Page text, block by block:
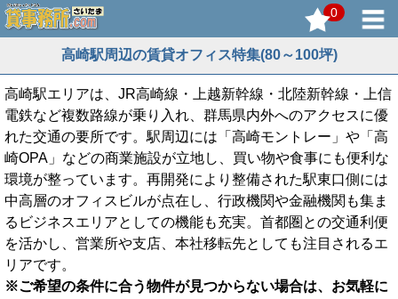
0
高崎駅周辺の賃貸オフィス特集(80～100坪)
高崎駅エリアは、JR高崎線・上越新幹線・北陸新幹線・上信
電鉄など複数路線が乗り入れ、群馬県内外へのアクセスに優
れた交通の要所です。駅周辺には「高崎モントレー」や「高
崎OPA」などの商業施設が立地し、買い物や食事にも便利な
環境が整っています。再開発により整備された駅東口側には
中高層のオフィスビルが点在し、行政機関や金融機関も集ま
るビジネスエリアとしての機能も充実。首都圏との交通利便
を活かし、営業所や支店、本社移転先としても注目されるエ
リアです。
※ご希望の条件に合う物件が見つからない場合は、お気軽に